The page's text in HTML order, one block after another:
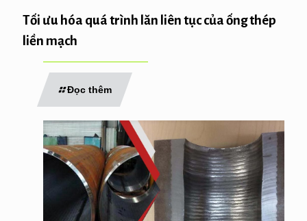
Tối ưu hóa quá trình lăn liên tục của ống thép
liền mạch
Đọc thêm